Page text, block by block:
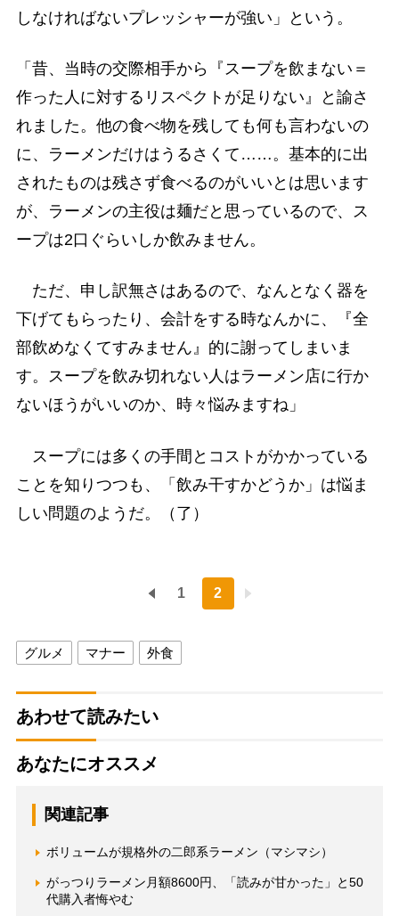
しなければないプレッシャーが強い」という。
「昔、当時の交際相手から『スープを飲まない＝
作った人に対するリスペクトが足りない』と諭さ
れました。他の食べ物を残しても何も言わないの
に、ラーメンだけはうるさくて……。基本的に出
されたものは残さず食べるのがいいとは思います
が、ラーメンの主役は麺だと思っているので、ス
ープは2口ぐらいしか飲みません。
ただ、申し訳無さはあるので、なんとなく器を
下げてもらったり、会計をする時なんかに、『全
部飲めなくてすみません』的に謝ってしまいま
す。スープを飲み切れない人はラーメン店に行か
ないほうがいいのか、時々悩みますね」
スープには多くの手間とコストがかかっている
ことを知りつつも、「飲み干すかどうか」は悩ま
しい問題のようだ。（了）
1 2
グルメ マナー 外食
あわせて読みたい
あなたにオススメ
関連記事
ボリュームが規格外の二郎系ラーメン（マシマシ）
がっつりラーメン月額8600円、「読みが甘かった」と50
代購入者悔やむ